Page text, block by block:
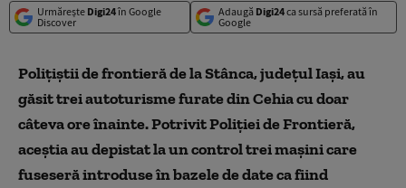
Urmărește Digi24în Google
Discover
Adaugă Digi24ca sursă preferată în
Google
Poliţiştii de frontieră de la Stânca, județul Iaşi, au
găsit trei autoturisme furate din Cehia cu doar
câteva ore înainte. Potrivit Poliţiei de Frontieră,
aceștia au depistat la un control trei mașini care
fuseseră introduse în bazele de date ca fiind